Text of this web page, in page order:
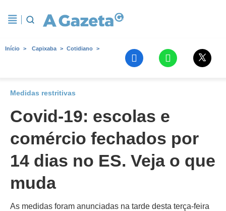
Início Capixaba Cotidiano
Medidas restritivas
Covid-19: escolas e
comércio fechados por
14 dias no ES. Veja o que
muda
As medidas foram anunciadas na tarde desta terça-feira